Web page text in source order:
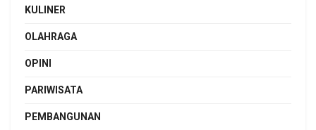
KULINER
OLAHRAGA
OPINI
PARIWISATA
PEMBANGUNAN